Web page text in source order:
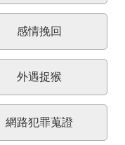
感情挽回
外遇捉猴
網路犯罪蒐證